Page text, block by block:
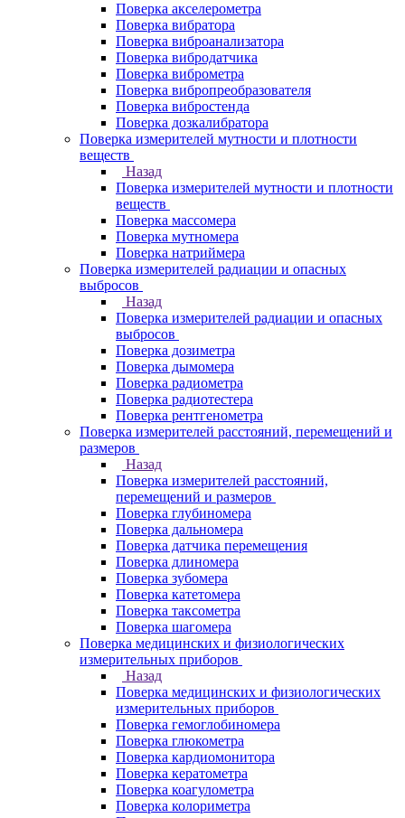
Поверка акселерометра
Поверка вибратора
Поверка виброанализатора
Поверка вибродатчика
Поверка виброметра
Поверка вибропреобразователя
Поверка вибростенда
Поверка дозкалибратора
Поверка измерителей мутности и плотности
веществ
Назад
Поверка измерителей мутности и плотности
веществ
Поверка массомера
Поверка мутномера
Поверка натриймера
Поверка измерителей радиации и опасных
выбросов
Назад
Поверка измерителей радиации и опасных
выбросов
Поверка дозиметра
Поверка дымомера
Поверка радиометра
Поверка радиотестера
Поверка рентгенометра
Поверка измерителей расстояний, перемещений и
размеров
Назад
Поверка измерителей расстояний,
перемещений и размеров
Поверка глубиномера
Поверка дальномера
Поверка датчика перемещения
Поверка длиномера
Поверка зубомера
Поверка катетомера
Поверка таксометра
Поверка шагомера
Поверка медицинских и физиологических
измерительных приборов
Назад
Поверка медицинских и физиологических
измерительных приборов
Поверка гемоглобиномера
Поверка глюкометра
Поверка кардиомонитора
Поверка кератометра
Поверка коагулометра
Поверка колориметра